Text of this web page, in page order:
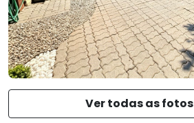
Ver todas as fotos